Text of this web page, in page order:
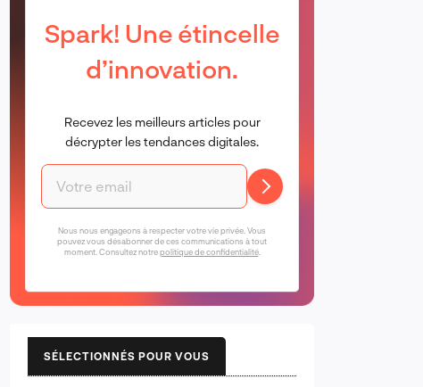
Spark! Une étincelle
d’innovation.
Recevez les meilleurs articles pour
décrypter les tendances digitales.
Nous nous engageons à respecter votre vie privée. Vous
pouvez vous désabonner de ces communications à tout
moment. Consultez notrepolitique de confidentialité.
SÉLECTIONNÉS POUR VOUS